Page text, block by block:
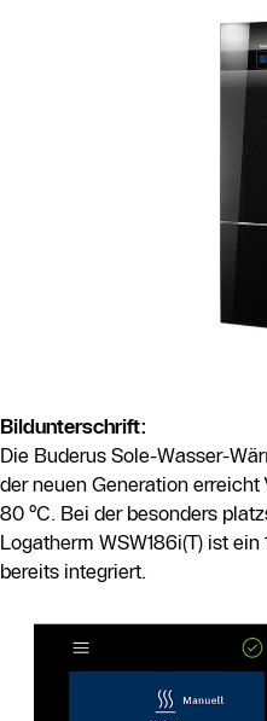
Bildunterschrift:
Die Buderus Sole-Wasser-
der neuen Generation
80 °C. Bei der besonders
Logatherm WSW186i(T) ist
bereits integriert.